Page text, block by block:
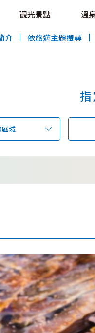
網站 HOKKAIDO LOVE!
LOVE!觀光景點 溫
介
依旅遊主題搜尋
域